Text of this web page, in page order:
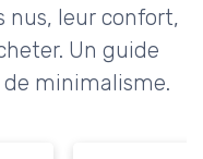
nus, leur confort,
Un guide
minimalisme.